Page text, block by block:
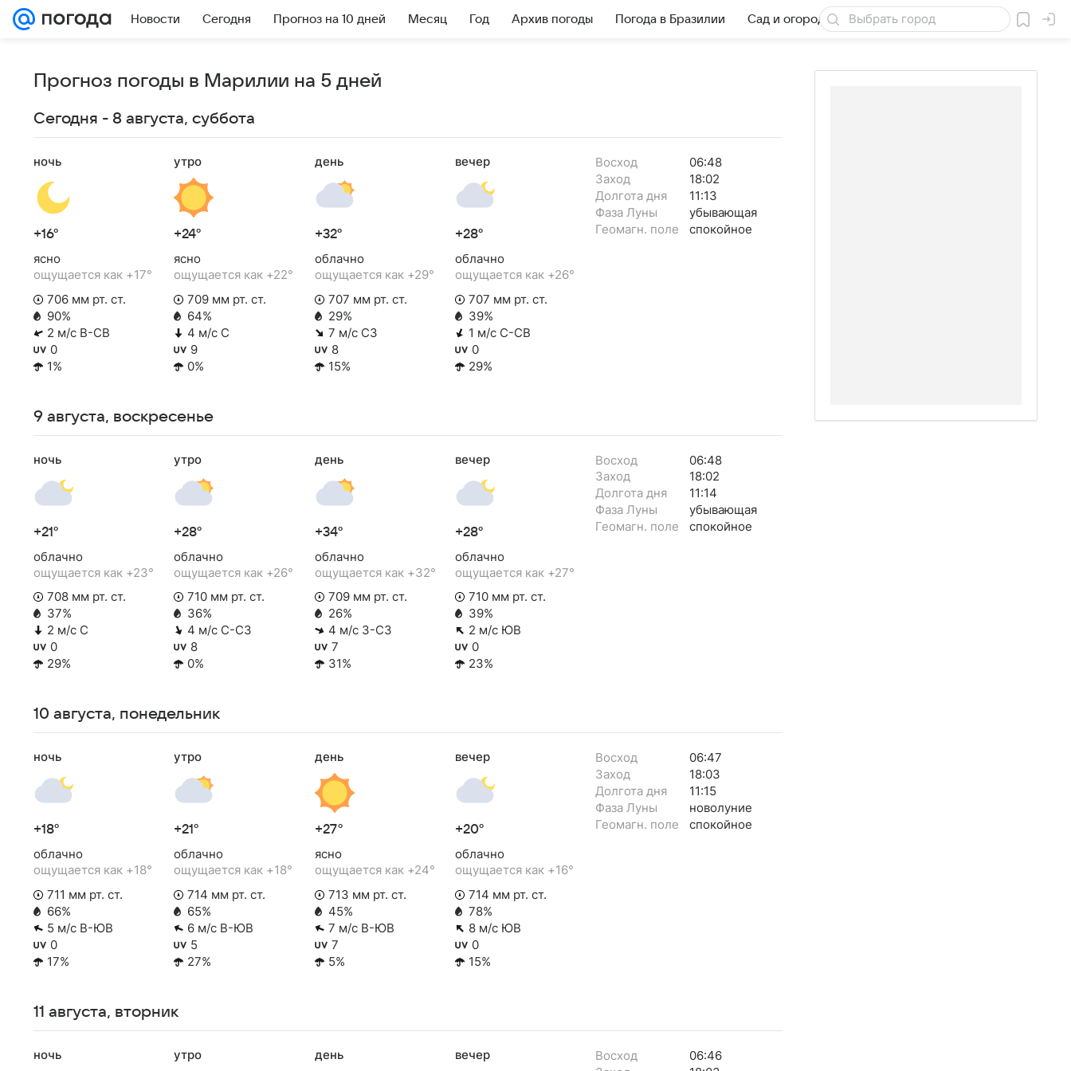
Новости Сегодня Прогноз на 10 дней Месяц Год Архив погоды Погода в Бразилии Сад и огород Товары для дачи
Прогноз погоды в Марилии на 5 дней
Сегодня - 8 августа, суббота
ночь
+16°
ясно
ощущается как +17°
706 мм рт. ст.
90%
2 м/с В-СВ
0
1%
утро
+24°
ясно
ощущается как +22°
709 мм рт. ст.
64%
4 м/с С
9
0%
день
+32°
облачно
ощущается как +29°
707 мм рт. ст.
29%
7 м/с СЗ
8
15%
вечер
+28°
облачно
ощущается как +26°
707 мм рт. ст.
39%
1 м/с С-СВ
0
29%
Восход
06:48
Заход
18:02
Долгота дня
11:13
Фаза Луны
убывающая
Геомагн. поле
спокойное
9 августа, воскресенье
ночь
+21°
облачно
ощущается как +23°
708 мм рт. ст.
37%
2 м/с С
0
29%
утро
+28°
облачно
ощущается как +26°
710 мм рт. ст.
36%
4 м/с С-СЗ
8
0%
день
+34°
облачно
ощущается как +32°
709 мм рт. ст.
26%
4 м/с З-СЗ
7
31%
вечер
+28°
облачно
ощущается как +27°
710 мм рт. ст.
39%
2 м/с ЮВ
0
23%
Восход
06:48
Заход
18:02
Долгота дня
11:14
Фаза Луны
убывающая
Геомагн. поле
спокойное
10 августа, понедельник
ночь
+18°
облачно
ощущается как +18°
711 мм рт. ст.
66%
5 м/с В-ЮВ
0
17%
утро
+21°
облачно
ощущается как +18°
714 мм рт. ст.
65%
6 м/с В-ЮВ
5
27%
день
+27°
ясно
ощущается как +24°
713 мм рт. ст.
45%
7 м/с В-ЮВ
7
5%
вечер
+20°
облачно
ощущается как +16°
714 мм рт. ст.
78%
8 м/с ЮВ
0
15%
Восход
06:47
Заход
18:03
Долгота дня
11:15
Фаза Луны
новолуние
Геомагн. поле
спокойное
11 августа, вторник
ночь утро день вечер Восход
06:46